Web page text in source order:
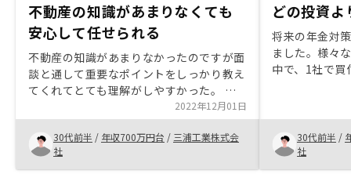
不動産の知識があまりなくても
安心して任せられる
不動産の知識があまりなかったのですが面
談と通して重要なポイントをしっかり教え
てくれてとても理解がしやすかった。 他
社の話も聞いてみて比較しようかと思って
いましたが物件内容や管理体制の良さで安
心して任せられると思い決めました。
2022年12月01日
30代前半 / 年収700万円台 / 三浦工業株式会
社
どの投資
将来の年金対
ました。様々
中で、1社で
けそうだった
めました。担
社との違いや
にご説明いた
30代前半 /
社